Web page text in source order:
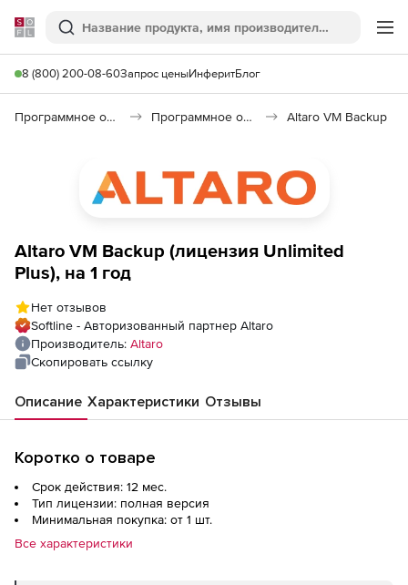
Softline
Поиск
8 (800) 200-08-60Запрос ценыИнферитБлог
Программное обеспечение для работы с файлами и дисками Программное обеспечение для резервного копирования Altaro VM Backup
Altaro VM Backup (лицензия Unlimited
Plus), на 1 год
Нет отзывов
Softline - Авторизованный партнер Altaro
Производитель: Altaro
Скопировать ссылку
Описание Характеристики Отзывы
Коротко о товаре
Срок действия: 12 мес.
Тип лицензии: полная версия
Минимальная покупка: от 1 шт.
Все характеристики